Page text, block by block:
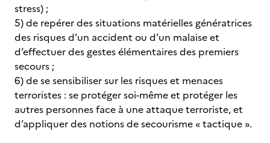
stress) ;
5) de repérer des situations matérielles génératrices
des risques d’un accident ou d’un malaise et
d’effectuer des gestes élémentaires des premiers
secours ;
6) de se sensibiliser sur les risques et menaces
terroristes : se protéger soi-même et protéger les
autres personnes face à une attaque terroriste, et
d’appliquer des notions de secourisme « tactique ».